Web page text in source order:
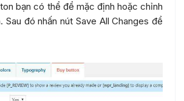
bạn có thể để mặc định hoặc chỉnh
Sau đó nhấn nút Save All Changes để